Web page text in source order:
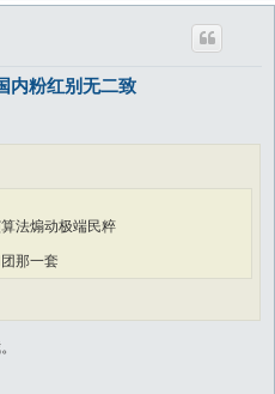
内粉红别无二致
法煽动极端民粹
那一套